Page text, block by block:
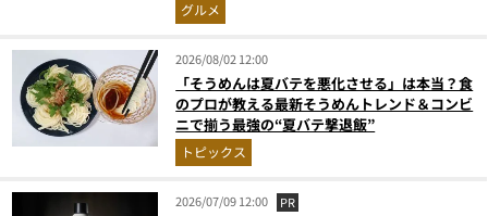
グルメ
2026/08/02 12:00
「そうめんは夏バテを悪化させる」は本当？食
のプロが教える最新そうめんトレンド＆コンビ
ニで揃う最強の“夏バテ撃退飯”
トピックス
2026/07/09 12:00 PR